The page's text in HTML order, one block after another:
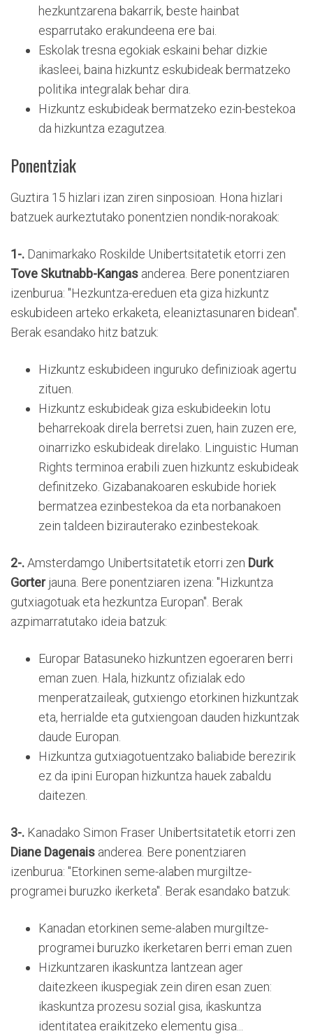
hezkuntzarena bakarrik, beste hainbat
esparrutako erakundeena ere bai.
Eskolak tresna egokiak eskaini behar dizkie
ikasleei, baina hizkuntz eskubideak bermatzeko
politika integralak behar dira.
Hizkuntz eskubideak bermatzeko ezin-bestekoa
da hizkuntza ezagutzea.
Ponentziak
Guztira 15 hizlari izan ziren sinposioan. Hona hizlari
batzuek aurkeztutako ponentzien nondik-norakoak:
1-. Danimarkako Roskilde Unibertsitatetik etorri zen
Tove Skutnabb-Kangas anderea. Bere ponentziaren
izenburua: "Hezkuntza-ereduen eta giza hizkuntz
eskubideen arteko erkaketa, eleaniztasunaren bidean".
Berak esandako hitz batzuk:
Hizkuntz eskubideen inguruko definizioak agertu
zituen.
Hizkuntz eskubideak giza eskubideekin lotu
beharrekoak direla berretsi zuen, hain zuzen ere,
oinarrizko eskubideak direlako. Linguistic Human
Rights terminoa erabili zuen hizkuntz eskubideak
definitzeko. Gizabanakoaren eskubide horiek
bermatzea ezinbestekoa da eta norbanakoen
zein taldeen bizirauterako ezinbestekoak.
2-.Amsterdamgo Unibertsitatetik etorri zen Durk
Gorterjauna. Bere ponentziaren izena: "Hizkuntza
gutxiagotuak eta hezkuntza Europan". Berak
azpimarratutako ideia batzuk:
Europar Batasuneko hizkuntzen egoeraren berri
eman zuen. Hala, hizkuntz ofizialak edo
menperatzaileak, gutxiengo etorkinen hizkuntzak
eta, herrialde eta gutxiengoan dauden hizkuntzak
daude Europan.
Hizkuntza gutxiagotuentzako baliabide berezirik
ez da ipini Europan hizkuntza hauek zabaldu
daitezen.
3-. Kanadako Simon Fraser Unibertsitatetik etorri zen
Diane Dagenais anderea. Bere ponentziaren
izenburua: "Etorkinen seme-alaben murgiltze-
programei buruzko ikerketa". Berak esandako batzuk:
Kanadan etorkinen seme-alaben murgiltze-
programei buruzko ikerketaren berri eman zuen
Hizkuntzaren ikaskuntza lantzean ager
daitezkeen ikuspegiak zein diren esan zuen:
ikaskuntza prozesu sozial gisa, ikaskuntza
identitatea eraikitzeko elementu gisa...